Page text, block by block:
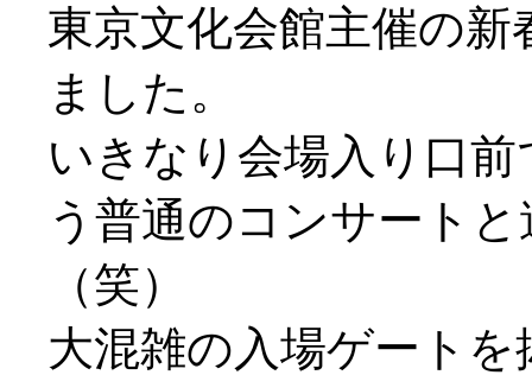
東京文化会館主催の
ました。
いきなり会場入り口
う普通のコンサート
（笑）
大混雑の入場ゲート